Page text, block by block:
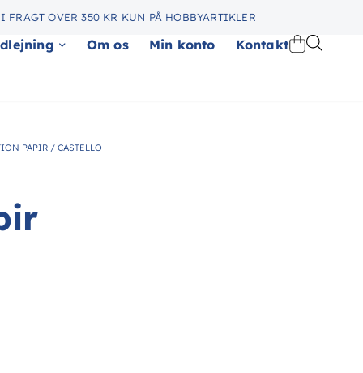
FRAGT OVER 350 KR KUN PÅ HOBBYARTIKLER
Om os Min konto Kontakt
PAPIR /CASTELLO